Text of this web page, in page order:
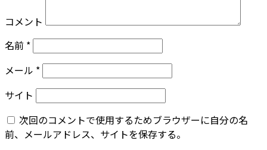
コメント
名前 *
メール *
サイト
次回のコメントで使用するためブラウザーに自分の名
前、メールアドレス、サイトを保存する。